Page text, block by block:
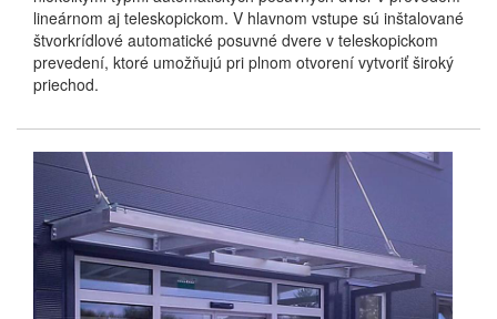
lineárnom aj teleskopickom. V hlavnom vstupe sú inštalované
štvorkrídlové automatické posuvné dvere v teleskopickom
prevedení, ktoré umožňujú pri plnom otvorení vytvoriť široký
priechod.